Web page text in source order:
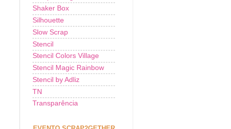
Shaker Box
Silhouette
Slow Scrap
Stencil
Stencil Colors Village
Stencil Magic Rainbow
Stencil by Adliz
TN
Transparência